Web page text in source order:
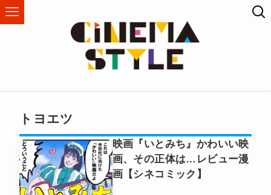
トヨエツ
映画『いとみち』かわいい映
画、その正体は…レビュー漫
画【シネコミック】